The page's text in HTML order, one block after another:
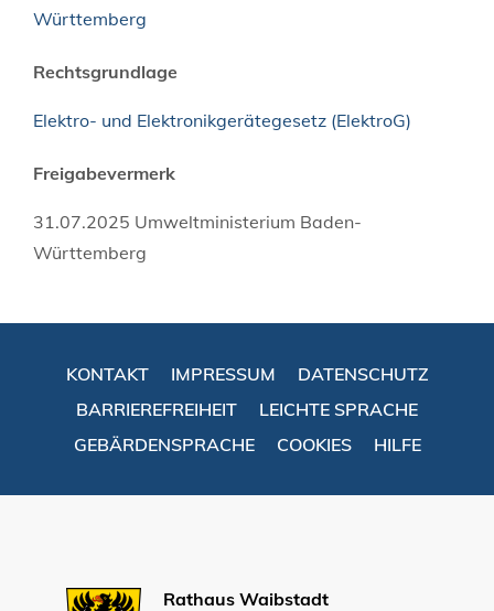
Württemberg
Rechtsgrundlage
Elektro- und Elektronikgerätegesetz (ElektroG)
Freigabevermerk
31.07.2025 Umweltministerium Baden-
Württemberg
KONTAKT IMPRESSUM
DATENSCHUTZ
BARRIEREFREIHEIT
LEICHTE SPRACHE
GEBÄRDENSPRACHE
COOKIES HILFE
Rathaus Waibstadt